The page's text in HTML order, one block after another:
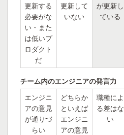
更新する
必要がな
い・また
は低いプ
ロダクト
だ
更新して
いない
が更新し
ている
チーム内のエンジニアの発言力
エンジニ
アの意見
が通りづ
らい
どちらか
といえば
エンジニ
アの意見
職種によ
る差はな
い